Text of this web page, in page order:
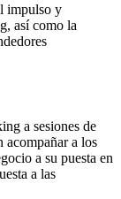
impulso y
así como la
a sesiones de
acompañar a los
a su puesta en
a las